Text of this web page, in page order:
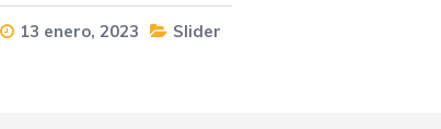
13 enero, 2023 Slider